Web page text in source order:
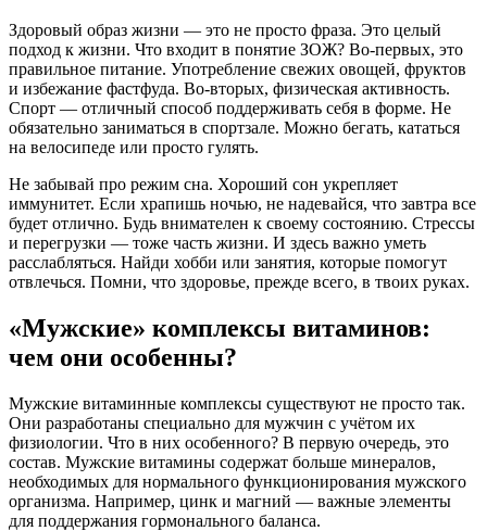
Здоровый образ жизни — это не просто фраза. Это целый
подход к жизни. Что входит в понятие ЗОЖ? Во-первых, это
правильное питание. Употребление свежих овощей, фруктов
и избежание фастфуда. Во-вторых, физическая активность.
Спорт — отличный способ поддерживать себя в форме. Не
обязательно заниматься в спортзале. Можно бегать, кататься
на велосипеде или просто гулять.
Не забывай про режим сна. Хороший сон укрепляет
иммунитет. Если храпишь ночью, не надевайся, что завтра все
будет отлично. Будь внимателен к своему состоянию. Стрессы
и перегрузки — тоже часть жизни. И здесь важно уметь
расслабляться. Найди хобби или занятия, которые помогут
отвлечься. Помни, что здоровье, прежде всего, в твоих руках.
«Мужские» комплексы витаминов:
чем они особенны?
Мужские витаминные комплексы существуют не просто так.
Они разработаны специально для мужчин с учётом их
физиологии. Что в них особенного? В первую очередь, это
состав. Мужские витамины содержат больше минералов,
необходимых для нормального функционирования мужского
организма. Например, цинк и магний — важные элементы
для поддержания гормонального баланса.